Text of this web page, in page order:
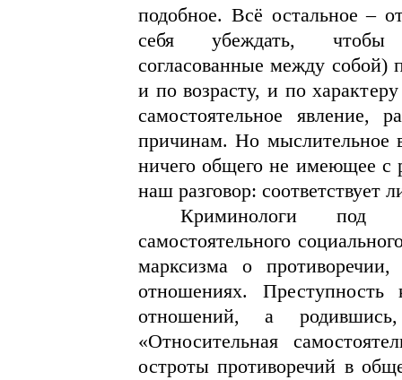
подобное. Всё остальное –
себя убеждать, чтобы
согласованные между собой)
и по возрасту, и по
самостоятельное явление,
причинам. Но мыслительное
ничего общего не имеющее
наш разговор: соответствует
Криминологи под
самостоятельного
марксизма о
отношениях.
отношений, а родившись,
«Относительная
остроты противоречий в